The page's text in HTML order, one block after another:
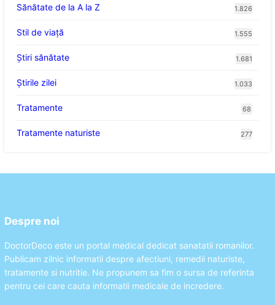
Sănătate de la A la Z 1.826
Stil de viaţă 1.555
Ştiri sănătate 1.681
Știrile zilei 1.033
Tratamente 68
Tratamente naturiste 277
Despre noi
DoctorDeco este un portal medical dedicat sanatatii romanilor.
Publicam zilnic informatii despre afectiuni, remedii naturiste,
tratamente si nutritie. Ne propunem sa fim o sursa de referinta
pentru cei care cauta informatii medicale de incredere.